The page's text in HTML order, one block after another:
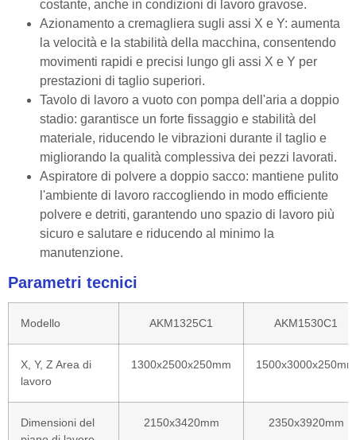
costante, anche in condizioni di lavoro gravose.
Azionamento a cremagliera sugli assi X e Y: aumenta
la velocità e la stabilità della macchina, consentendo
movimenti rapidi e precisi lungo gli assi X e Y per
prestazioni di taglio superiori.
Tavolo di lavoro a vuoto con pompa dell'aria a doppio
stadio: garantisce un forte fissaggio e stabilità del
materiale, riducendo le vibrazioni durante il taglio e
migliorando la qualità complessiva dei pezzi lavorati.
Aspiratore di polvere a doppio sacco: mantiene pulito
l'ambiente di lavoro raccogliendo in modo efficiente
polvere e detriti, garantendo uno spazio di lavoro più
sicuro e salutare e riducendo al minimo la
manutenzione.
Parametri tecnici
Modello AKM1325C1 AKM1530C1
X, Y, Z Area di
lavoro
1300x2500x250mm 1500x3000x250mm
Dimensioni del
2150x3420mm 2350x3920mm